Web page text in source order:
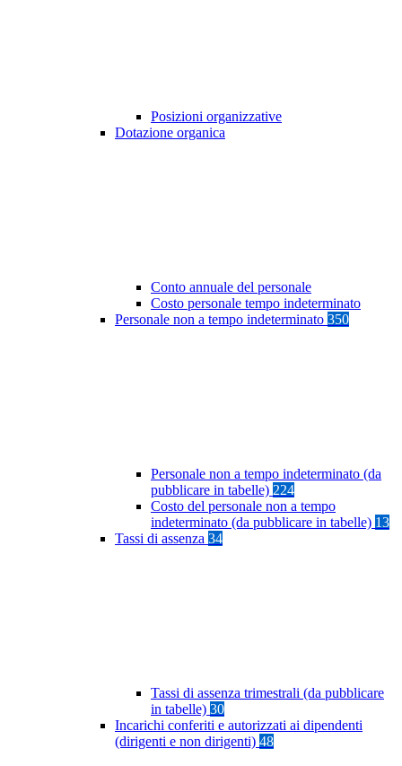
Posizioni organizzative
Dotazione organica
Conto annuale del personale
Costo personale tempo indeterminato
Personale non a tempo indeterminato 350
Personale non a tempo indeterminato (da
pubblicare in tabelle) 224
Costo del personale non a tempo
indeterminato (da pubblicare in tabelle) 13
Tassi di assenza 34
Tassi di assenza trimestrali (da pubblicare
in tabelle) 30
Incarichi conferiti e autorizzati ai dipendenti
(dirigenti e non dirigenti) 48